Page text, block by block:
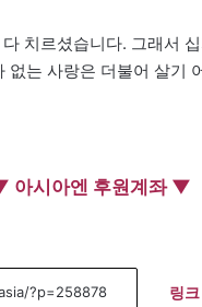
치르셨습니다. 그래서
는 사랑은 더불어 살기
아시아엔 후원계좌 ▼
링